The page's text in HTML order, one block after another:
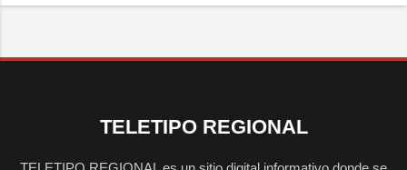
TELETIPO REGIONAL